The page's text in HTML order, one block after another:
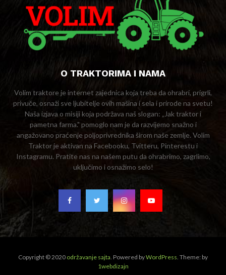
O TRAKTORIMA I NAMA
Volim traktore je internet zajednica koja treba da ohrabri, prigrli,
privuče, osnaži sve ljubitelje ovih mašina i sela i prirode na svetu!
Naša izjava o misiji koja podržava naš slogan: „Jak traktor i
pametna farma." pomoglo nam je da razvijemo snažno i
angažovano praćenje poljoprivrednika širom naše zemlje. Volim
Traktor je aktivan na Facebooku, Tvitteru, Pinterestu i
Instagramu. Pratite nas na našem putu da ohrabrimo, zagrlimo,
uključimo i osnažimo selo!
Copyright © 2020 održavanje sajta . Powered byWordPress . Theme: by
1webdizajn